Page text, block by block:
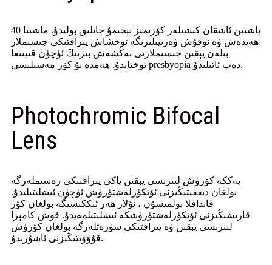
40 ياشتىن ئاشقان كىشىلەر كۆزىمىز تېخىمۇ جانلىق بولىدۇ. ماشىنا
ھەيدەش ۋە ئوقۇش ۋەزىپىلىرىگە ئوخشاش يىراقتىكى جىسىملار
بىلەن يېقىن جىسىملارنى تەڭشەش بىزنىڭ ئۈچۈن قىيىنغا
توختايدۇ. ھەمدە بۇ كۆز مەسىلىسى presbyopia دەپ ئاتىلىدۇ.
Photochromic Bifocal
Lens
يەككە كۆرۈش لىنزىسى يېقىن ياكى يىراقتىكى رەسىملەرگە
بولغان دىققىتىڭىزنى ئۆتكۈرلەشتۈرۈش ئۈچۈن ئىشلىتىلىدۇ.
قانداقلا بولمىسۇن ، ئۇلار ھەر ئىككىسىگە بولغان كۆز
قارىشىڭىزنى ئۆتكۈرلەشتۈرۈشكە ئىشلىتىلمەيدۇ. قوش كامېرا
لىنزىسى يېقىن ۋە يىراقتىكى سۈرەتلەرگە بولغان كۆرۈش
قۇۋۋىتىڭىزنى ئاشۇرىدۇ.